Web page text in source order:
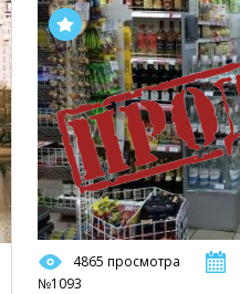
4865 просмотра
№1093